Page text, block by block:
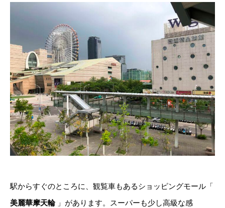
駅からすぐのところに、観覧車もあるショッピングモール「
美麗華摩天輪 」があります。スーパーも少し高級な感